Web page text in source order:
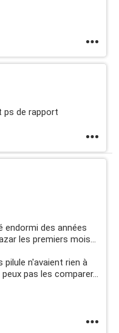
ps de rapport
endormi des années
les premiers mois...
n'avaient rien à
pas les comparer...